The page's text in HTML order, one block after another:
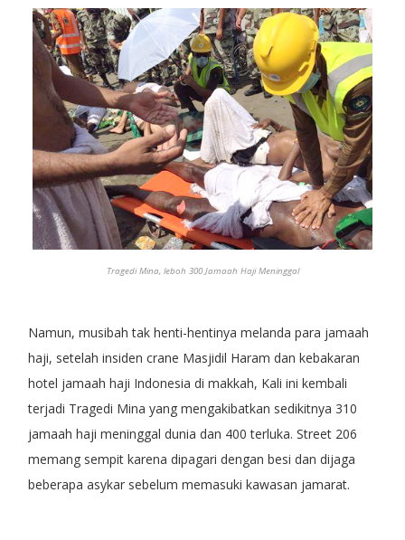
Tragedi Mina, leboh 300 Jamaah Haji Meninggal
Namun, musibah tak henti-hentinya melanda para jamaah
haji, setelah insiden crane Masjidil Haram dan kebakaran
hotel jamaah haji Indonesia di makkah, Kali ini kembali
terjadi Tragedi Mina yang mengakibatkan sedikitnya 310
jamaah haji meninggal dunia dan 400 terluka. Street 206
memang sempit karena dipagari dengan besi dan dijaga
beberapa asykar sebelum memasuki kawasan jamarat.